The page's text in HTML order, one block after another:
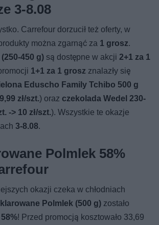
3-8.08
Carrefour dorzucił też oferty, w
można zgarnąć za 1 grosz.
450 g) są dostępne w akcji2+1 za 1
1+1 za 1 grosz znalazły się
Eduscho Family Tchibo 500 g
zł/szt.) oraz czekolada Wedel 230-
-> 10 zł/szt.). Wszystkie te okazje
3-8.08.
Polmlek 58%
okazji czeka w chłodniach
klarowane Polmlek (500 g) zostało
58%! Przed promocją kosztowało 33,69